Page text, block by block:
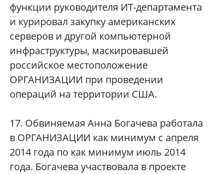
функции руководителя ИТ-департамента
и курировал закупку американских
серверов и другой компьютерной
инфраструктуры, маскировавшей
российское местоположение
ОРГАНИЗАЦИИ при проведении
операций на территории США.
17. Обвиняемая Анна Богачева работала
в ОРГАНИЗАЦИИ как минимум с апреля
2014 года по как минимум июль 2014
года. Богачева участвовала в проекте